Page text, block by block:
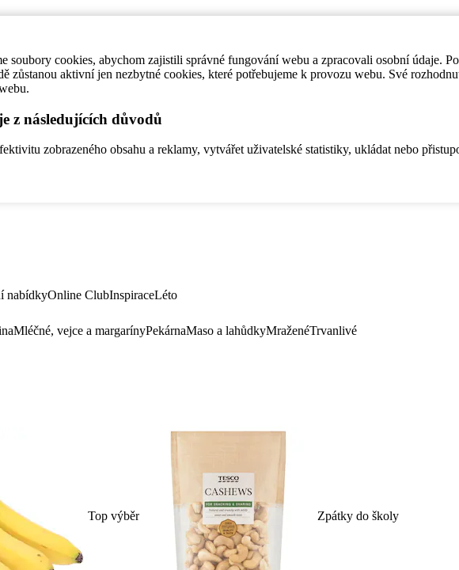
soubory cookies, abychom zajistili správné fungování webu a zpracovali osobní údaje.
zůstanou aktivní jen nezbytné cookies, které potřebujeme k provozu webu. Své
z následujících důvodů
zobrazeného obsahu a reklamy, vytvářet uživatelské statistiky, ukládat nebo
nabídkyOnline ClubInspiraceLéto
Mléčné, vejce a margarínyPekárnaMaso a lahůdkyMraženéTrvanlivé
Top výběr Zpátky do školy